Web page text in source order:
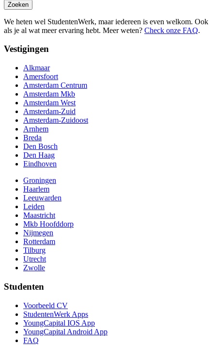
Zoeken
We heten wel StudentenWerk, maar iedereen is even welkom. Ook
als je al wat meer ervaring hebt. Meer weten? Check onze FAQ.
Vestigingen
Alkmaar
Amersfoort
Amsterdam Centrum
Amsterdam Mkb
Amsterdam West
Amsterdam-Zuid
Amsterdam-Zuidoost
Arnhem
Breda
Den Bosch
Den Haag
Eindhoven
Groningen
Haarlem
Leeuwarden
Leiden
Maastricht
Mkb Hoofddorp
Nijmegen
Rotterdam
Tilburg
Utrecht
Zwolle
Studenten
Voorbeeld CV
StudentenWerk Apps
YoungCapital IOS App
YoungCapital Android App
FAQ